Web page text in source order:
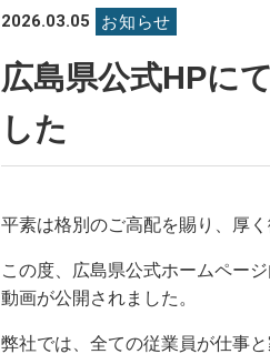
2026.03.05 お知らせ
広島県公式HPに
した
平素は格別のご高配を賜り、厚く
この度、広島県公式ホームペー
動画が公開されました。
弊社では、全ての従業員が仕事